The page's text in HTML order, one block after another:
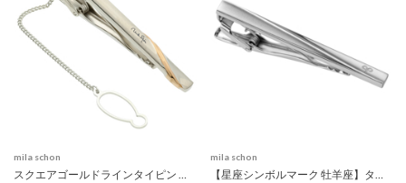
mila schon mila schon